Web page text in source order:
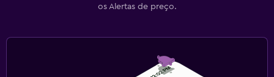
os Alertas de preço.